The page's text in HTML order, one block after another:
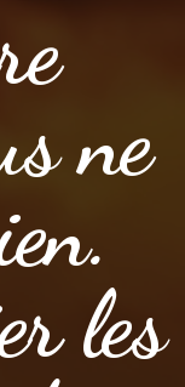
ne
les